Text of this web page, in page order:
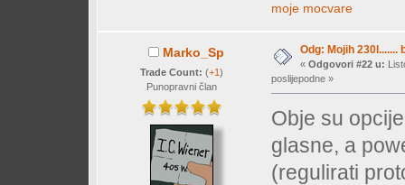
moje mocvare
Marko_Sp
Trade Count: (+1)
Punopravni član
Odg: Mojih 230l.......
« Odgovori #22 u:
poslijepodne »
Obje su
glasne, a
(regulirati